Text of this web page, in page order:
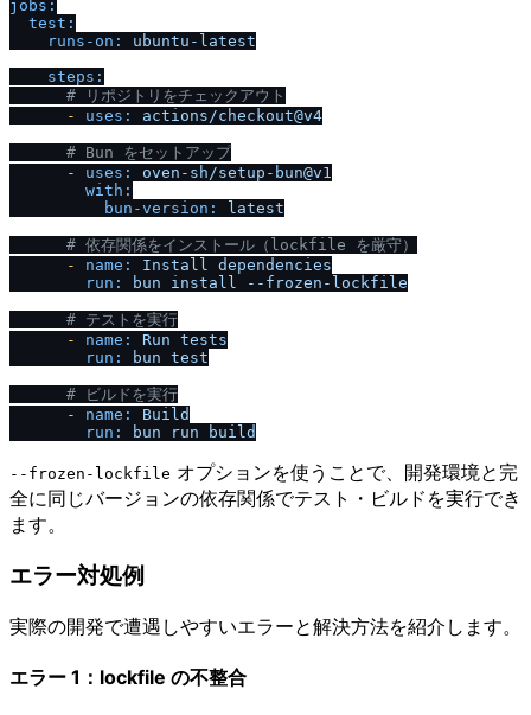
jobs:
test:
runs-on:
ubuntu-latest
steps:
# リポジトリをチェックアウト
-
uses: actions/checkout@v4
# Bun をセットアップ
-
uses: oven-sh/setup-bun@v1
with:
bun-version:
latest
# 依存関係をインストール（lockfile を厳守）
-
name: Install dependencies
run:
bun install --frozen-lockfile
# テストを実行
-
name: Run tests
run:
bun test
# ビルドを実行
-
name:
Build
run:
bun run build
--frozen-lockfile オプションを使うことで、開発環境と完
全に同じバージョンの依存関係でテスト・ビルドを実行でき
ます。
エラー対処例
実際の開発で遭遇しやすいエラーと解決方法を紹介します。
エラー 1：lockfile の不整合